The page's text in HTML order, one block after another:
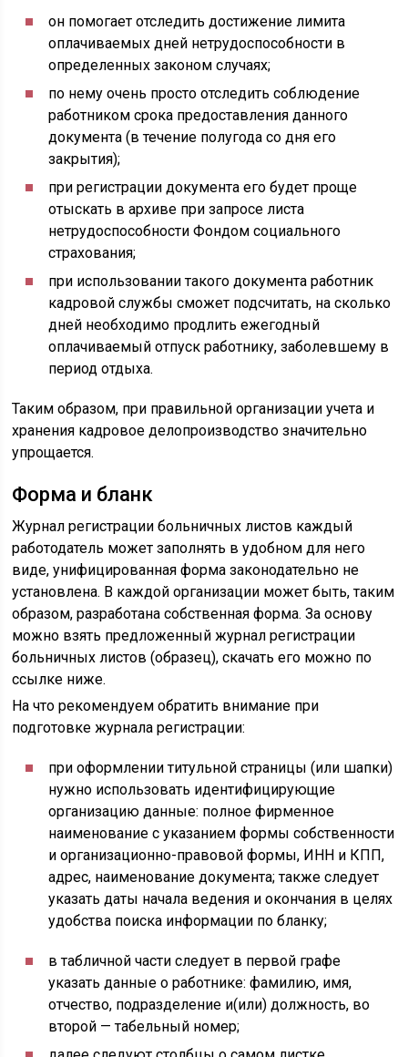
он помогает отследить достижение лимита
оплачиваемых дней нетрудоспособности в
определенных законом случаях;
по нему очень просто отследить соблюдение
работником срока предоставления данного
документа (в течение полугода со дня его
закрытия);
при регистрации документа его будет проще
отыскать в архиве при запросе листа
нетрудоспособности Фондом социального
страхования;
при использовании такого документа работник
кадровой службы сможет подсчитать, на сколько
дней необходимо продлить ежегодный
оплачиваемый отпуск работнику, заболевшему в
период отдыха.
Таким образом, при правильной организации учета и
хранения кадровое делопроизводство значительно
упрощается.
Форма и бланк
Журнал регистрации больничных листов каждый
работодатель может заполнять в удобном для него
виде, унифицированная форма законодательно не
установлена. В каждой организации может быть, таким
образом, разработана собственная форма. За основу
можно взять предложенный журнал регистрации
больничных листов (образец), скачать его можно по
ссылке ниже.
На что рекомендуем обратить внимание при
подготовке журнала регистрации:
при оформлении титульной страницы (или шапки)
нужно использовать идентифицирующие
организацию данные: полное фирменное
наименование с указанием формы собственности
и организационно-правовой формы, ИНН и КПП,
адрес, наименование документа; также следует
указать даты начала ведения и окончания в целях
удобства поиска информации по бланку;
в табличной части следует в первой графе
указать данные о работнике: фамилию, имя,
отчество, подразделение и(или) должность, во
второй — табельный номер;